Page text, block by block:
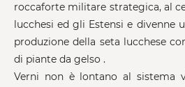
roccaforte militare strategica, al
lucchesi ed gli Estensi e divenne
produzione della seta lucchese
di piante da gelso .
Verni non è lontano al sistema